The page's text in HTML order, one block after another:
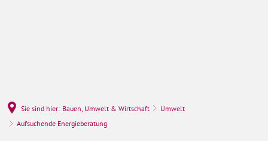
Sie sind hier: Bauen, Umwelt & Wirtschaft
Umwelt
Aufsuchende Energieberatung